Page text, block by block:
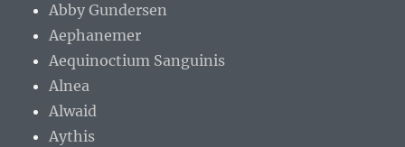
Abby Gundersen
Aephanemer
Aequinoctium Sanguinis
Alnea
Alwaid
Aythis